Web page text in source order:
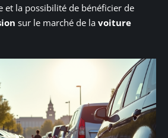
et la possibilité de bénéficier de
sur le marché de la voiture